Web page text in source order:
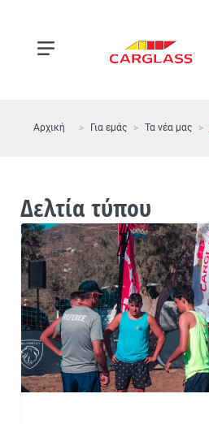
Αρχική Για εμάς Τα νέα μας
Δελτία τύπου